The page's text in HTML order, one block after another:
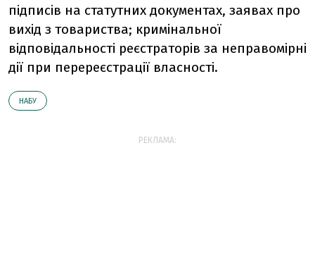
підписів на статутних документах, заявах про
вихід з товариства; кримінальної
відповідальності реєстраторів за неправомірні
дії при перереєстрації власності.
НАБУ
РЕКЛАМА: